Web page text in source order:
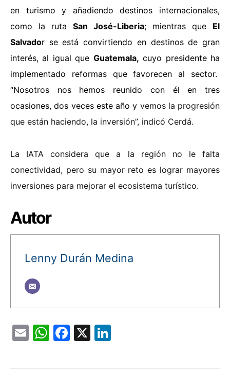
en turismo y añadiendo destinos internacionales,
como la ruta San José-Liberia; mientras que El
Salvador se está convirtiendo en destinos de gran
interés, al igual que Guatemala, cuyo presidente ha
implementado reformas que favorecen al sector.
“Nosotros nos hemos reunido con él en tres
ocasiones, dos veces este año y vemos la progresión
que están haciendo, la inversión”, indicó Cerdá.
La IATA considera que a la región no le falta
conectividad, pero su mayor reto es lograr mayores
inversiones para mejorar el ecosistema turístico.
Autor
Lenny Durán Medina
EmailWhatsApp
Facebook
X